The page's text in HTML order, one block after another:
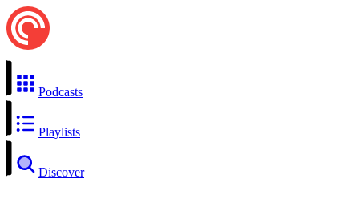
Podcasts
Playlists
Discover